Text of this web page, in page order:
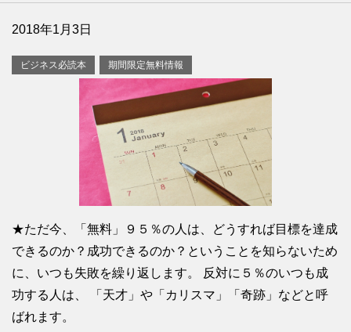
2018年1月3日
ビジネス必読本 期間限定無料情報
★ただ今、「無料」９５％の人は、どうすれば目標を達成
できるのか？成功できるのか？ということを知らないため
に、いつも失敗を繰り返します。 反対に５％のいつも成
功する人は、 「天才」や「カリスマ」「奇跡」などと呼
ばれます。